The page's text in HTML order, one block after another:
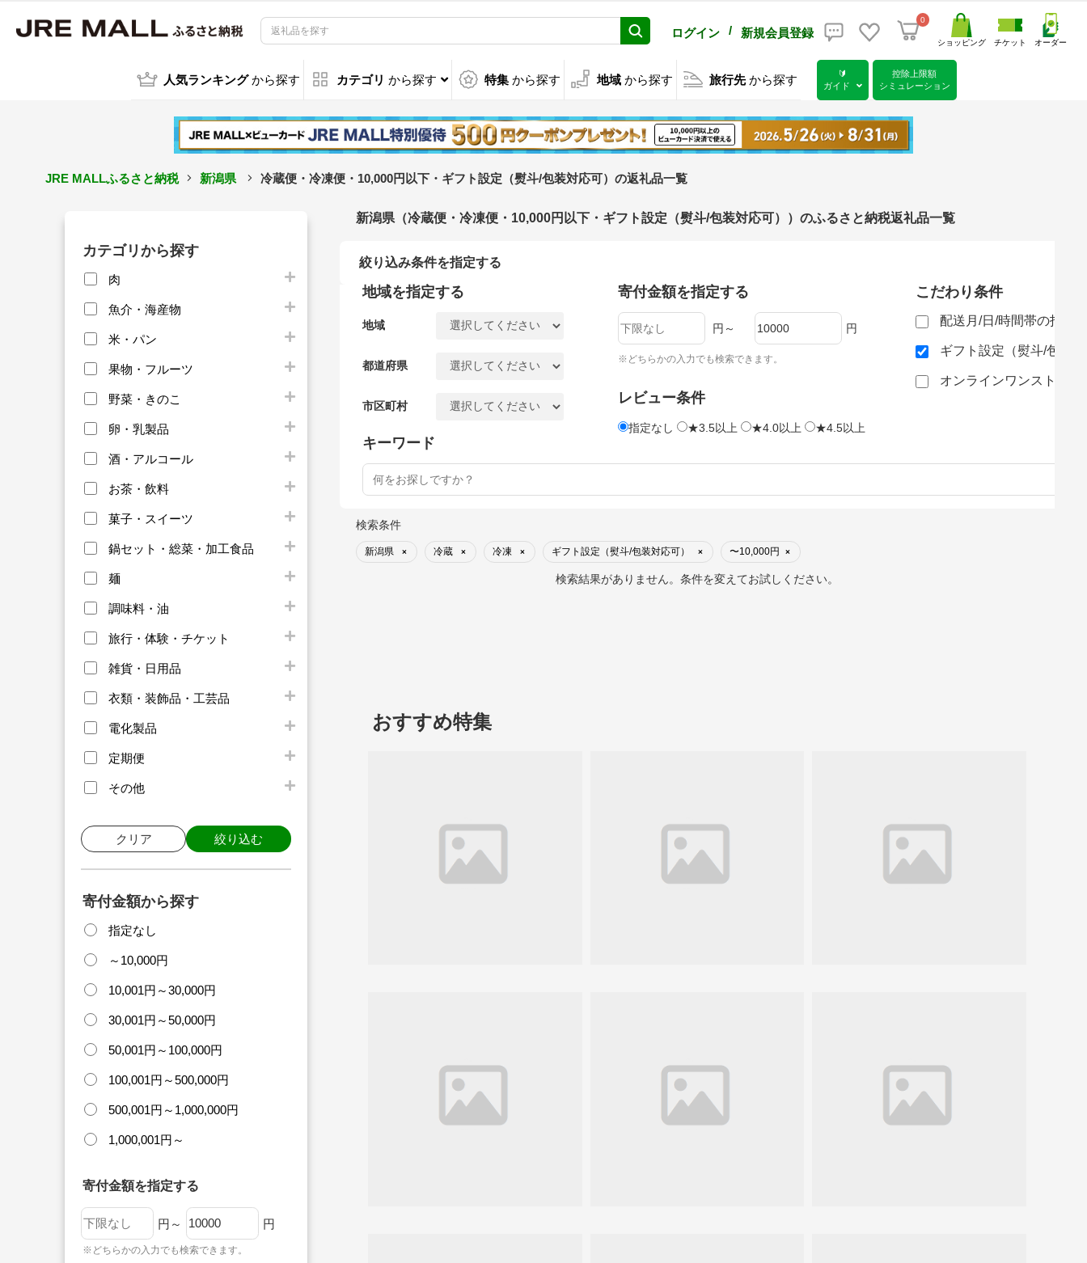
ログイン / 新規会員登録
0
ショッピング チケット オーダー
人気ランキング から探す カテゴリ から探す 特集 から探す 地域 から探す 旅行先 から探す
🔰
ガイド
控除上限額
シミュレーション
JRE MALLふるさと納税 新潟県 冷蔵便・冷凍便・10,000円以下・ギフト設定（熨斗/包装対応可）の返礼品一覧
カテゴリから探す
肉
魚介・海産物
米・パン
果物・フルーツ
野菜・きのこ
卵・乳製品
酒・アルコール
お茶・飲料
菓子・スイーツ
鍋セット・総菜・加工食品
麺
調味料・油
旅行・体験・チケット
雑貨・日用品
衣類・装飾品・工芸品
電化製品
定期便
その他
クリア 絞り込む
寄付金額から探す
指定なし
～10,000円
10,001円～30,000円
30,001円～50,000円
50,001円～100,000円
100,001円～500,000円
500,001円～1,000,000円
1,000,001円～
寄付金額を指定する
円～ 円
※どちらかの入力でも検索できます。
新潟県（冷蔵便・冷凍便・10,000円以下・ギフト設定（熨斗/包装対応可））のふるさと納税返礼品一覧
絞り込み条件を指定する
地域を指定する
地域
都道府県
市区町村
寄付金額を指定する
円～ 円
※どちらかの入力でも検索できます。
レビュー条件
指定なし ★3.5以上 ★4.0以上 ★4.5以上
こだわり条件
配送月/日/時間帯の指定
ギフト設定（熨斗/包装
オンラインワンストップ
キーワード
検索条件
新潟県 × 冷蔵 × 冷凍 × ギフト設定（熨斗/包装対応可） × 〜10,000円 ×
検索結果がありません。条件を変えてお試しください。
おすすめ特集